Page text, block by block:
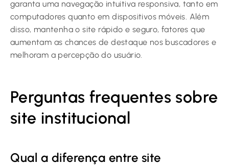
garanta uma navegação intuitiva responsiva, tanto em
computadores quanto em dispositivos móveis. Além
disso, mantenha o site rápido e seguro, fatores que
aumentam as chances de destaque nos buscadores e
melhoram a percepção do usuário.
Perguntas frequentes sobre
site institucional
Qual a diferença entre site